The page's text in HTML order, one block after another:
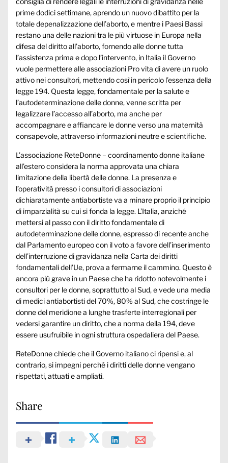
prime dodici settimane, aprendo un nuovo dibattito per la
totale depenalizzazione dell’aborto, e mentre i Paesi Bassi
restano una delle nazioni tra le più virtuose in Europa nella
difesa del diritto all’aborto, fornendo alle donne tutta
l’assistenza prima e dopo l’intervento, in Italia il Governo
vuole permettere alle associazioni Pro vita di avere un ruolo
attivo nei consultori, mettendo così in pericolo l’essenza della
legge 194. Questa legge, fondamentale per la salute e
l’autodeterminazione delle donne, venne scritta per
legalizzare l’accesso all’aborto, ma anche per
accompagnare e affiancare le donne verso una maternità
consapevole, attraverso informazioni neutre e scientifiche.
L’associazione ReteDonne – coordinamento donne italiane
all’estero considera la norma approvata una chiara
limitazione della libertà delle donne. La presenza e
l’operatività presso i consultori di associazioni
dichiaratamente antiabortiste va a minare proprio il principio
di imparzialità su cui si fonda la legge. L’Italia, anziché
mettersi al passo con il diritto fondamentale di
autodeterminazione delle donne, espresso di recente anche
dal Parlamento europeo con il voto a favore dell’inserimento
dell’interruzione di gravidanza nella Carta dei diritti
fondamentali dell’Ue, prova a fermarne il cammino. Questo è
ancora più grave in un Paese che ha ridotto notevolmente i
consultori per le donne, soprattutto al Sud, e vede una media
di medici antiabortisti del 70%, 80% al Sud, che costringe le
donne del meridione a lunghe trasferte interregionali per
vedersi garantire un diritto, che a norma della 194, deve
essere usufruibile in ogni struttura ospedaliera del Paese.
ReteDonne chiede che il Governo italiano ci ripensi e, al
contrario, si impegni perché i diritti delle donne vengano
rispettati, attuati e ampliati.
Share